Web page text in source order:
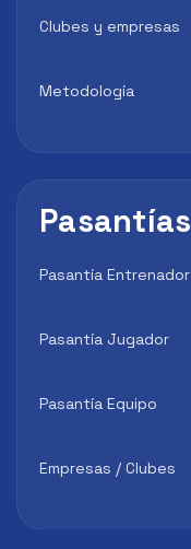
Clubes y empresas
Metodología
Pasantías
Pasantía Entrenador
Pasantía Jugador
Pasantía Equipo
Empresas / Clubes